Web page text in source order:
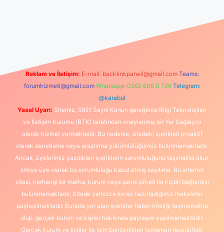
elexbetgiris.org
Reklam ve İletişim: E-mail: backlinkpaneli@gmail.com Teams:
forumhizmeti@gmail.com Whatsapp: 0262 606 0 726 Telegram:
@karabul
Yasal Uyarı: Sitemiz, 5651 Sayılı Kanun gereğince Bilgi Teknolojileri
ve İletişim Kurumu (BTK) tarafından onaylanmış bir Yer Sağlayıcı
olarak hizmet vermektedir. Bu nedenle, sitedeki içerikleri proaktif
olarak denetleme veya araştırma yükümlülüğümüz bulunmamaktadır.
Ancak, üyelerimiz yazdıkları içeriklerin sorumluluğunu taşımakta olup,
siteye üye olarak bu sorumluluğu kabul etmiş sayılırlar. Bu internet
sitesi, herhangi bir marka, kurum veya şahıs şirketi ile hiçbir bağlantısı
bulunmamaktadır. Sitede yalnızca kendi hazırladığımız makaleler
paylaşılmaktadır. Burada yer alan içerikler haber niteliği taşımamakta
olup, gerçek kurum ve kişiler hakkında paylaşım yapılmamaktadır.
Gerçek kurum ve kişiler ile isim benzerlikleri tamamen tesadüfidir.